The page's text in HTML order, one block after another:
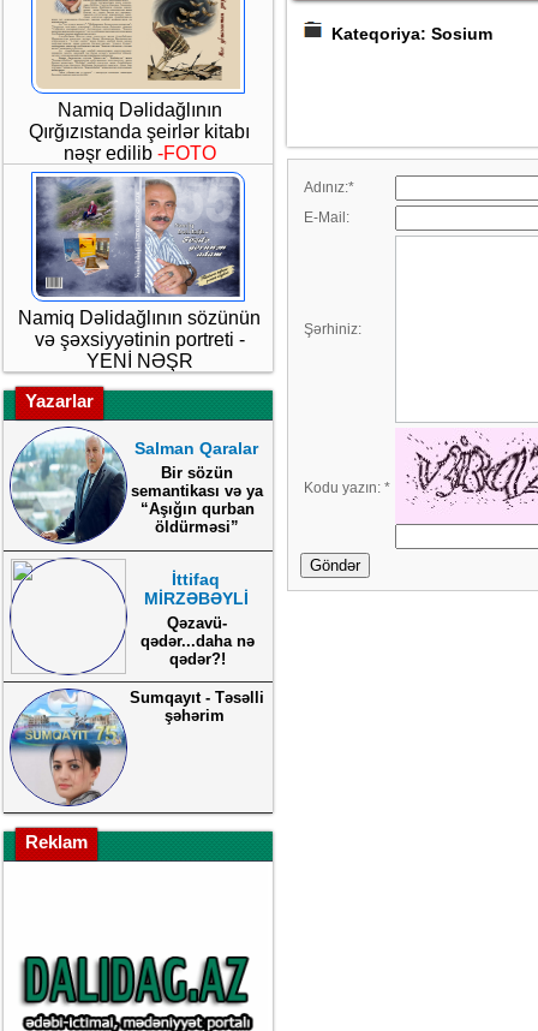
Namiq Dəlidağlının
Qırğızıstanda şeirlər kitabı
nəşr edilib -FOTO
Namiq Dəlidağlının sözünün
və şəxsiyyətinin portreti -
YENİ NƏŞR
Yazarlar
Salman Qaralar
Bir sözün
semantikası və ya
“Aşığın qurban
öldürməsi”
İttifaq
MİRZƏBƏYLİ
Qəzavü-
qədər...daha nə
qədər?!
Sumqayıt - Təsəlli
şəhərim
Reklam
Kateqoriya: Sosium
Adınız:*
E-Mail:
Şərhiniz:
Kodu yazın: *
Göndər